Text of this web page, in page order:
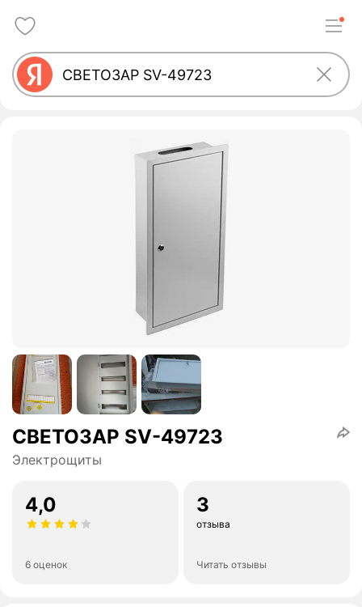
СВЕТОЗАР SV-49723
Электрощиты
4,0
6 оценок
3
отзыва
Читать отзывы